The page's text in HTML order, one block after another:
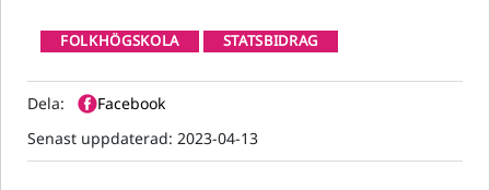
FOLKHÖGSKOLA STATSBIDRAG
Dela:
Facebook
Senast uppdaterad: 2023-04-13